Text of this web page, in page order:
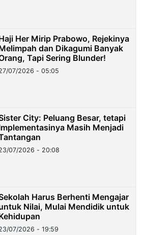
Her Mirip Prabowo, Rejekinya
dan Dikagumi Banyak
Tapi Sering Blunder!
07/2026 - 05:05
City: Peluang Besar, tetapi
Masih Menjadi
07/2026 - 20:08
Harus Berhenti Mengajar
Nilai, Mulai Mendidik untuk
07/2026 - 19:59